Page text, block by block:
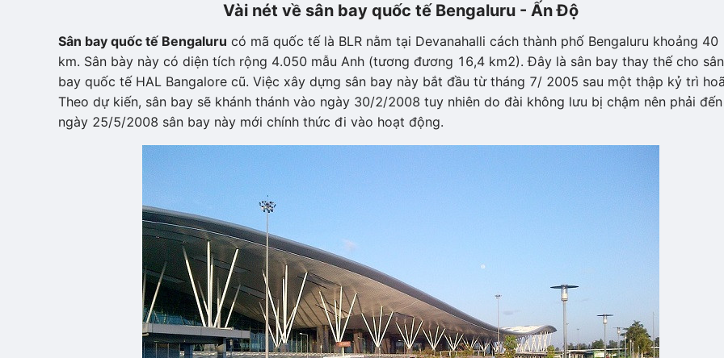
Vài nét về sân bay quốc tế Bengaluru - Ấn Độ
Sân bay quốc tế Bengaluru có mã quốc tế là BLR nằm tại Devanahalli cách thành phố Bengaluru khoảng 40
km. Sân bày này có diện tích rộng 4.050 mẫu Anh (tương đương 16,4 km2). Đây là sân bay thay thế cho sân
bay quốc tế HAL Bangalore cũ. Việc xây dựng sân bay này bắt đầu từ tháng 7/ 2005 sau một thập kỷ trì
Theo dự kiến, sân bay sẽ khánh thánh vào ngày 30/2/2008 tuy nhiên do đài không lưu bị chậm nên phải đến
ngày 25/5/2008 sân bay này mới chính thức đi vào hoạt động.